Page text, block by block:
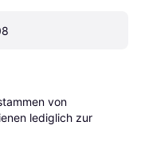
von
lediglich zur